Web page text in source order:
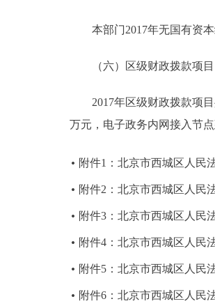
本部门2017年无国有资本
（六）区级财政拨款项目
2017年区级财政拨款项目
万元，电子政务内网接入节
附件1：北京市西城区人民
附件2：北京市西城区人民
附件3：北京市西城区人民
附件4：北京市西城区人民
附件5：北京市西城区人民
附件6：北京市西城区人民